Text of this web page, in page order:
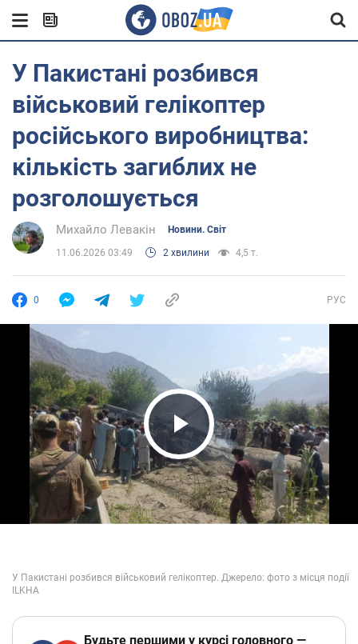
У Пакистані розбився
військовий гелікоптер
російського виробництва:
кількість загиблих не
розголошується
Михайло Левакін Новини. Світ
11.06.2026 03:49 2 хвилини 4,5 т.
0 РУС
Play Video
Будьте першими у курсі головного —